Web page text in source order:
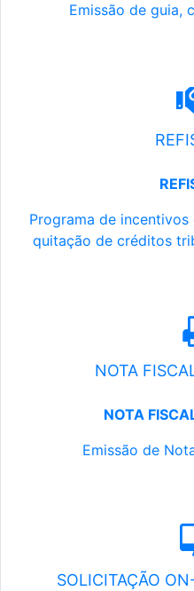
Emissão de guia,
Programa de
quitação de créditos
NOTA
NOTA
Emissão de
SOLICITAÇÃO